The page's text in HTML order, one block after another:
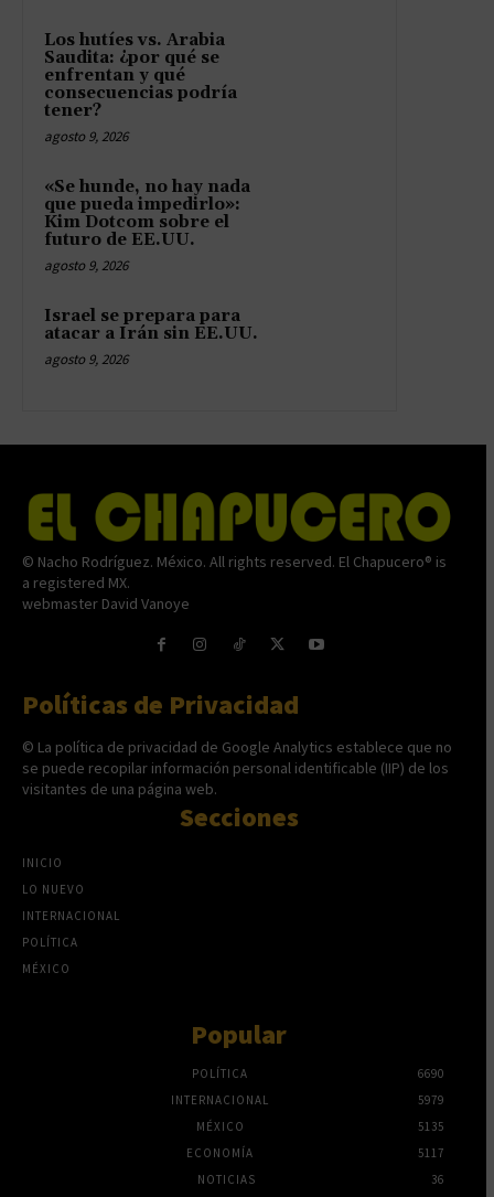
Los hutíes vs. Arabia
Saudita: ¿por qué se
enfrentan y qué
consecuencias podría
tener?
agosto 9, 2026
«Se hunde, no hay nada
que pueda impedirlo»:
Kim Dotcom sobre el
futuro de EE.UU.
agosto 9, 2026
Israel se prepara para
atacar a Irán sin EE.UU.
agosto 9, 2026
© Nacho Rodríguez. México. All rights reserved. El Chapucero® is
a registered MX.
webmaster David Vanoye
Políticas de Privacidad
© La política de privacidad de Google Analytics establece que no
se puede recopilar información personal identificable (IIP) de los
visitantes de una página web.
Secciones
INICIO
LO NUEVO
INTERNACIONAL
POLÍTICA
MÉXICO
Popular
POLÍTICA
6690
INTERNACIONAL
5979
MÉXICO
5135
ECONOMÍA
5117
NOTICIAS
36